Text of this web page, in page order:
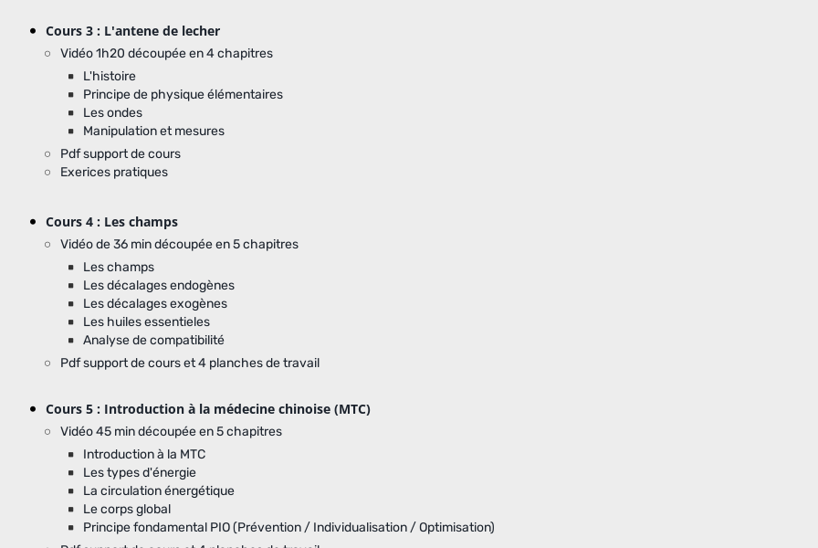
Cours 3 : L'antene de lecher
Vidéo 1h20 découpée en 4 chapitres
L'histoire
Principe de physique élémentaires
Les ondes
Manipulation et mesures
Pdf support de cours
Exerices pratiques
Cours 4 : Les champs
Vidéo de 36 min découpée en 5 chapitres
Les champs
Les décalages endogènes
Les décalages exogènes
Les huiles essentieles
Analyse de compatibilité
Pdf support de cours et 4 planches de travail
Cours 5 : Introduction à la médecine chinoise (MTC)
Vidéo 45 min découpée en 5 chapitres
Introduction à la MTC
Les types d'énergie
La circulation énergétique
Le corps global
Principe fondamental PIO (Prévention / Individualisation / Optimisation)